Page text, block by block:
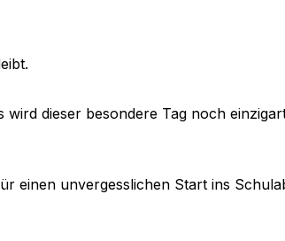
dieser besondere Tag noch
einen unvergesslichen Start ins